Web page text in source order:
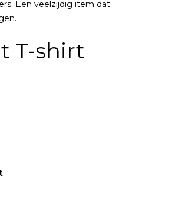
Een veelzijdig item dat
T-shirt